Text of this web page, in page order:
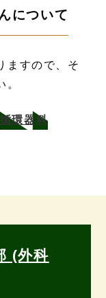
について
ますので、そ
。
環器科
(外科